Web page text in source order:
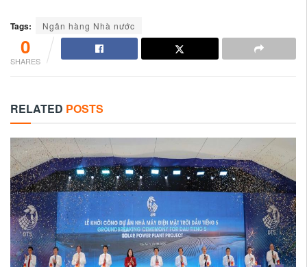
Tags: Ngân hàng Nhà nước
0
SHARES
RELATED POSTS